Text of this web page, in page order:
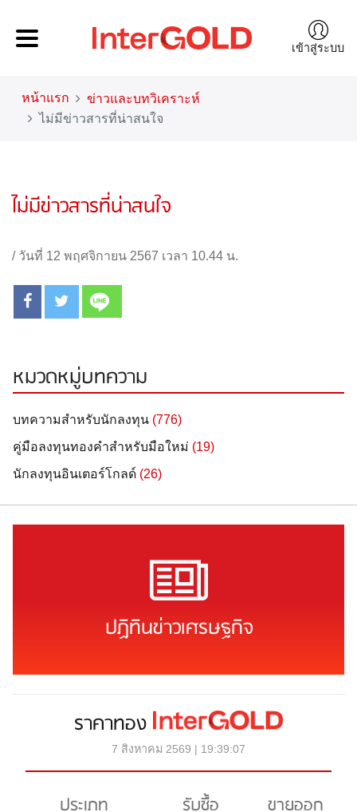
เข้าสู่ระบบ
หน้าแรก
ข่าวและบทวิเคราะห์
ไม่มีข่าวสารที่น่าสนใจ
ไม่มีข่าวสารที่น่าสนใจ
/ วันที่ 12 พฤศจิกายน 2567 เวลา 10.44 น.
หมวดหมู่บทความ
บทความสำหรับนักลงทุน (776)
คู่มือลงทุนทองคำสำหรับมือใหม่ (19)
นักลงทุนอินเตอร์โกลด์ (26)
ปฏิทินข่าวเศรษฐกิจ
ราคาทอง
7 สิงหาคม 2569 | 19:39:07
ประเภท รับซื้อ
ขายออก